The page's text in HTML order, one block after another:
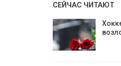
СЕЙЧАС ЧИТАЮТ